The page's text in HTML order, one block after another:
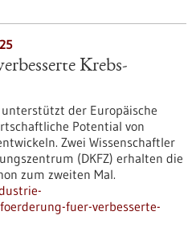
Krebs-
der Europäische
Potential von
Zwei Wissenschaftler
(DKFZ) erhalten die
zum zweiten Mal.
fuer-verbesserte-